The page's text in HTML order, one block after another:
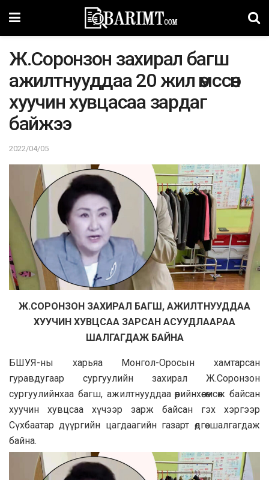
Ж.Соронзон захирал багш
ажилтнууддаа 20 жил өмссөн
хуучин хувцасаа зардаг
байжээ
2022/04/05
Ж.СОРОНЗОН ЗАХИРАЛ БАГШ, АЖИЛТНУУДДАА
ХУУЧИН ХУВЦСАА ЗАРСАН АСУУДЛААРАА
ШАЛГАГДАЖ БАЙНА
БШУЯ-ны харьяа Монгол-Оросын хамтарсан
гуравдугаар сургуулийн захирал Ж.Соронзон
сургуулийнхаа багш, ажилтнууддаа өөрийнхөө өмсөж байсан
хуучин хувцсаа хүчээр зарж байсан гэх хэргээр
Сүхбаатар дүүргийн цагдаагийн газарт өдгөө шалгагдаж
байна.